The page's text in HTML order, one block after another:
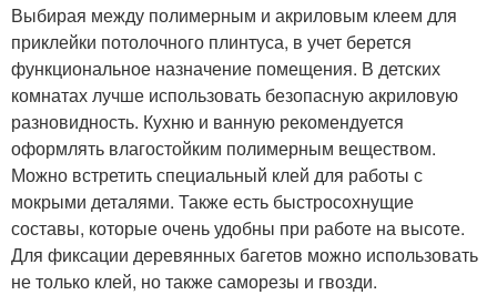
Выбирая между полимерным и акриловым клеем для
приклейки потолочного плинтуса, в учет берется
функциональное назначение помещения. В детских
комнатах лучше использовать безопасную акриловую
разновидность. Кухню и ванную рекомендуется
оформлять влагостойким полимерным веществом.
Можно встретить специальный клей для работы с
мокрыми деталями. Также есть быстросохнущие
составы, которые очень удобны при работе на высоте.
Для фиксации деревянных багетов можно использовать
не только клей, но также саморезы и гвозди.